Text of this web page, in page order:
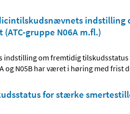
gruppe N06A m.fl.)
om fremtidig
og N05B har været i høring med
for stærke